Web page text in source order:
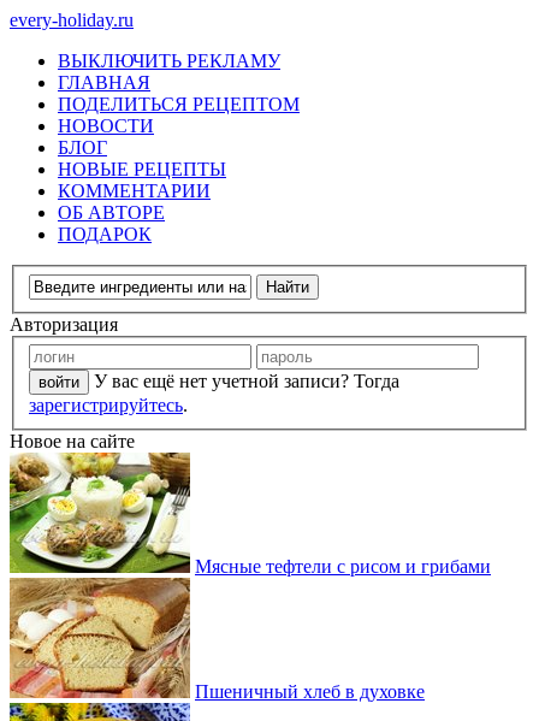
every-holiday.ru
ВЫКЛЮЧИТЬ РЕКЛАМУ
ГЛАВНАЯ
ПОДЕЛИТЬСЯ РЕЦЕПТОМ
НОВОСТИ
БЛОГ
НОВЫЕ РЕЦЕПТЫ
КОММЕНТАРИИ
ОБ АВТОРЕ
ПОДАРОК
Авторизация
У вас ещё нет учетной записи? Тогда
зарегистрируйтесь.
Новое на сайте
Мясные тефтели с рисом и грибами
Пшеничный хлеб в духовке